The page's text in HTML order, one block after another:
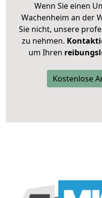
Wenn Sie einen
Wachenheim an der
Sie nicht, unsere
zu nehmen.
um Ihren
Kostenlose